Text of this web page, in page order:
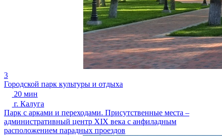
3
Городской парк культуры и отдыха
20 мин
г. Калуга
Парк с арками и переходами. Присутственные места –
административный центр XIX века с анфиладным
расположением парадных проездов